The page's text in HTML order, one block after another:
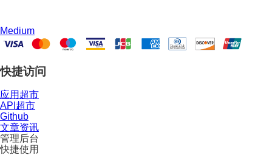
Medium
快捷访问
应用超市
API超市
Github
文章资讯
管理后台
快捷使用